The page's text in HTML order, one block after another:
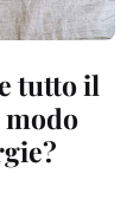
tutto il